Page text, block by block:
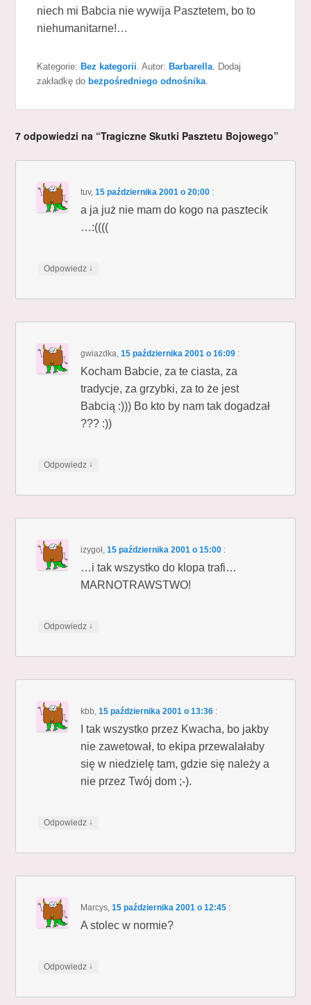
niech mi Babcia nie wywija Pasztetem, bo to
niehumanitarne!…
Kategorie: Bez kategorii . Autor: Barbarella . Dodaj
zakładkę do bezpośredniego odnośnika
7 odpowiedzi na “Tragiczne Skutki Pasztetu Bojowego”
tuv,15 października 2001 o 20:00 :
a ja już nie mam do kogo na pasztecik
…:((((
Odpowiedz ↓
gwiazdka,15 października 2001 o 16:09 :
Kocham Babcie, za te ciasta, za
tradycje, za grzybki, za to że jest
Babcią :))) Bo kto by nam tak dogadzał
??? :))
Odpowiedz ↓
izygoł,15 października 2001 o 15:00 :
…i tak wszystko do klopa trafi…
MARNOTRAWSTWO!
Odpowiedz ↓
kbb,15 października 2001 o 13:36 :
I tak wszystko przez Kwacha, bo jakby
nie zawetował, to ekipa przewalałaby
się w niedzielę tam, gdzie się należy a
nie przez Twój dom ;-).
Odpowiedz ↓
Marcys,15 października 2001 o 12:45 :
A stolec w normie?
Odpowiedz ↓